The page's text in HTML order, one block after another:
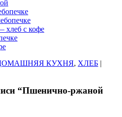
хлеб с кофе
КУХНЯ, ХЛЕБ |
“Пшенично-ржаной